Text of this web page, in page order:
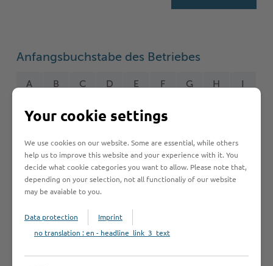
Anfangsbuchstabe des Betriebes
A B C D E F G H
J K L M N O
V Z
Sie vermissen einen Eintrag in der Liste? Melden Sie
Ihren Betrieb in 3 einfachen Schritten an.
Your cookie settings
We use cookies on our website. Some are essential, while others
help us to improve this website and your experience with it. You
decide what cookie categories you want to allow. Please note that,
depending on your selection, not all functionaliy of our website
may be avaiable to you.
Data protection
Imprint
no translation : en - headline_link_3_text